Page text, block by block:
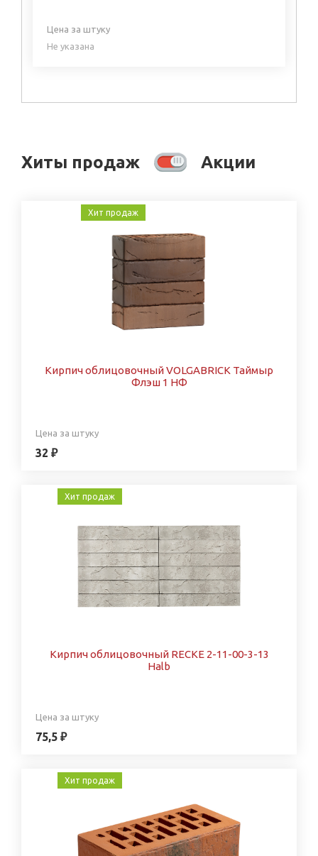
Цена за штуку
Не указана
Хиты продаж Акции
Хит продаж
Кирпич облицовочный VOLGABRICK Таймыр
Флэш 1 НФ
Цена за штуку
32 ₽
Хит продаж
Кирпич облицовочный RECKE 2-11-00-3-13
Halb
Цена за штуку
75,5 ₽
Хит продаж